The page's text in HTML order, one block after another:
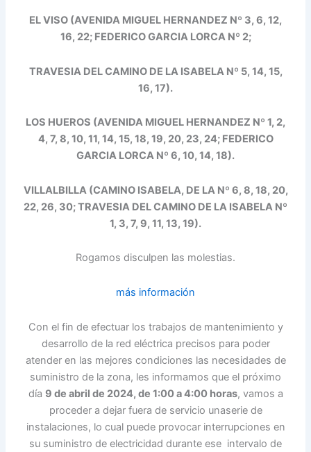
EL VISO (AVENIDA MIGUEL HERNANDEZ Nº 3, 6, 12,
16, 22; FEDERICO GARCIA LORCA Nº 2;
TRAVESIA DEL CAMINO DE LA ISABELA Nº 5, 14, 15,
16, 17).
LOS HUEROS (AVENIDA MIGUEL HERNANDEZ Nº 1, 2,
4, 7, 8, 10, 11, 14, 15, 18, 19, 20, 23, 24; FEDERICO
GARCIA LORCA Nº 6, 10, 14, 18).
VILLALBILLA (CAMINO ISABELA, DE LA Nº 6, 8, 18, 20,
22, 26, 30; TRAVESIA DEL CAMINO DE LA ISABELA Nº
1, 3, 7, 9, 11, 13, 19).
Rogamos disculpen las molestias.
más información
Con el fin de efectuar los trabajos de mantenimiento y
desarrollo de la red eléctrica precisos para poder
atender en las mejores condiciones las necesidades de
suministro de la zona, les informamos que el próximo
día 9 de abril de 2024, de 1:00 a 4:00 horas, vamos a
proceder a dejar fuera de servicio unaserie de
instalaciones, lo cual puede provocar interrupciones en
su suministro de electricidad durante ese intervalo de